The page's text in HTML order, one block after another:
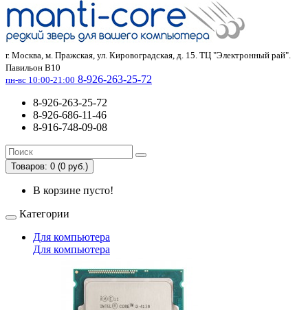
г. Москва, м. Пражская, ул. Кировоградская, д. 15. ТЦ "Электронный рай".
Павильон В10
пн-вс 10:00-21:00 8-926-263-25-72
8-926-263-25-72
8-926-686-11-46
8-916-748-09-08
Товаров: 0 (0 руб.)
В корзине пусто!
Категории
Для компьютера
Для компьютера